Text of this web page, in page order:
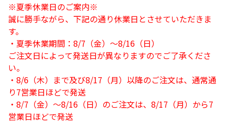
※夏季休業日のご案内※
誠に勝手ながら、下記の通り休業日とさせていただきま
す。
・夏季休業期間：8/7（金）～8/16（日）
ご注文日によって発送日が異なりますのでご了承くださ
い。
・8/6（木）まで及び8/17（月）以降のご注文は、通常通
り7営業日ほどで発送
・8/7（金）～8/16（日）のご注文は、8/17（月）から7
営業日ほどで発送